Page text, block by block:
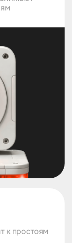
к простоям